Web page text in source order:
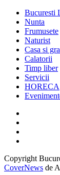
Bucuresti
Nunta
Frumusete
Naturist
Casa si
Calatorii
Timp liber
Servicii
HORECA
Copyright
CoverNews de